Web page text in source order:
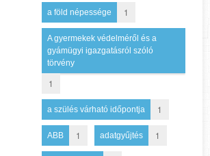
a föld népessége 1
A gyermekek védelméről és a
gyámügyi igazgatásról szóló
törvény
1
a szülés várható időpontja 1
ABB 1 adatgyűjtés 1